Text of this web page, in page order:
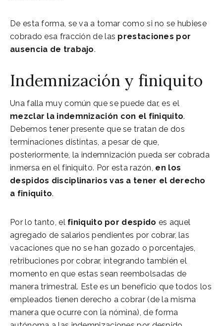
De esta forma, se va a tomar como si no se hubiese
cobrado esa fracción de las prestaciones por
ausencia de trabajo.
Indemnización y finiquito
Una falla muy común que se puede dar, es el
mezclar la indemnización con el finiquito.
Debemos tener presente que se tratan de dos
terminaciones distintas, a pesar de que,
posteriormente, la indemnización pueda ser cobrada
inmersa en el finiquito. Por esta razón, en los
despidos disciplinarios vas a tener el derecho
a finiquito.
Por lo tanto, el finiquito por despido es aquel
agregado de salarios pendientes por cobrar, las
vacaciones que no se han gozado o porcentajes,
retribuciones por cobrar, integrando también el
momento en que estas sean reembolsadas de
manera trimestral. Este es un beneficio que todos los
empleados tienen derecho a cobrar (de la misma
manera que ocurre con la nómina), de forma